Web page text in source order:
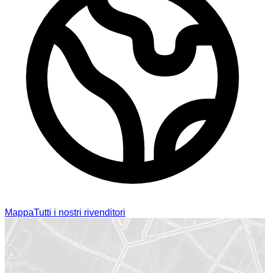
MappaTutti i nostri rivenditori